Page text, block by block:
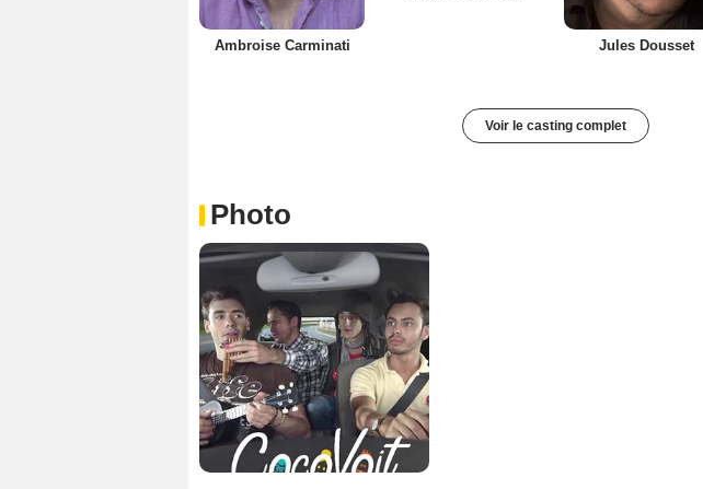
Ambroise Carminati Jules Dousset
Voir le casting complet
Photo